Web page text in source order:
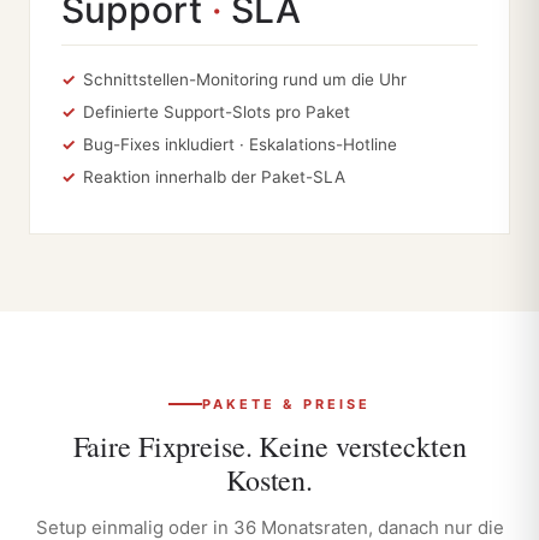
Support · SLA
Schnittstellen-Monitoring rund um die Uhr
Definierte Support-Slots pro Paket
Bug-Fixes inkludiert · Eskalations-Hotline
Reaktion innerhalb der Paket-SLA
PAKETE & PREISE
Faire Fixpreise. Keine versteckten
Kosten.
Setup einmalig oder in 36 Monatsraten, danach nur die